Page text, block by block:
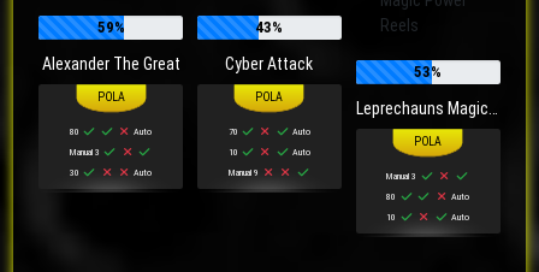
59%
Alexander The Great
80
Auto
Manual 3
30
Auto
43%
Cyber Attack
70
Auto
10
Auto
Manual 9
53%
Leprechauns Magic Power Reels
Manual 3
80
Auto
10
Auto